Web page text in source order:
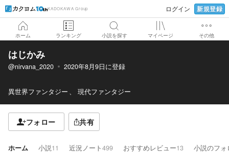
KADOKAWA Group ログイン 新規登録
ホーム ランキング 小説を探す マイページ その他
はじかみ
@nirvana_2020 2020年8月9日に登録
異世界ファンタジー 現代ファンタジー
フォロー 共有
ホーム 小説11 近況ノート499 おすすめレビュー13 小説のフォ